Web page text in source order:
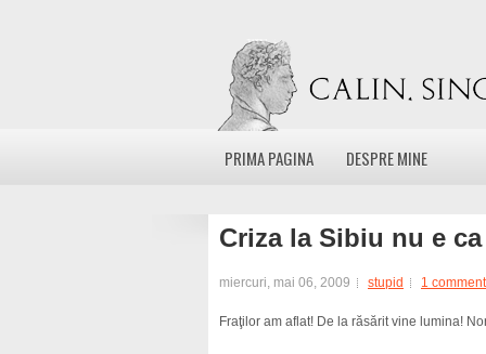
PRIMA PAGINA DESPRE MINE
Criza la Sibiu nu e
miercuri, mai 06, 2009 stupid 1 comment
Fraţilor am aflat! De la răsărit vine lumina!